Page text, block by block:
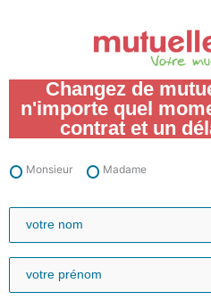
Changez de
n'importe quel
contrat et un
Monsieur Madame